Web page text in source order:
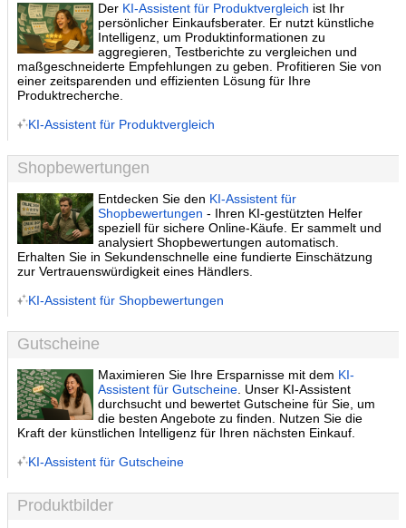
Der KI-Assistent für Produktvergleich ist Ihr
persönlicher Einkaufsberater. Er nutzt künstliche
Intelligenz, um Produktinformationen zu
aggregieren, Testberichte zu vergleichen und
maßgeschneiderte Empfehlungen zu geben. Profitieren Sie von
einer zeitsparenden und effizienten Lösung für Ihre
Produktrecherche.
KI-Assistent für Produktvergleich
Shopbewertungen
Entdecken Sie den KI-Assistent für
Shopbewertungen - Ihren KI-gestützten Helfer
speziell für sichere Online-Käufe. Er sammelt und
analysiert Shopbewertungen automatisch.
Erhalten Sie in Sekundenschnelle eine fundierte Einschätzung
zur Vertrauenswürdigkeit eines Händlers.
KI-Assistent für Shopbewertungen
Gutscheine
Maximieren Sie Ihre Ersparnisse mit dem KI-
Assistent für Gutscheine . Unser KI-Assistent
durchsucht und bewertet Gutscheine für Sie, um
die besten Angebote zu finden. Nutzen Sie die
Kraft der künstlichen Intelligenz für Ihren nächsten Einkauf.
KI-Assistent für Gutscheine
Produktbilder